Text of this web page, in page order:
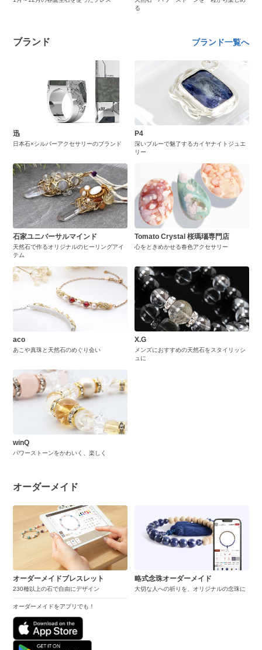
る
ブランド ブランド一覧へ
迅
日本石×シルバーアクセサリーのブランド
P4
深いブルーで魅了するカイヤナイトジュエ
リー
石家ユニバーサルマインド
天然石で作るオリジナルのヒーリングアイ
テム
Tomato Crystal 桜瑪瑙専門店
心をときめかせる春色アクセサリー
aco
あこや真珠と天然石のめぐり会い
X.G
メンズにおすすめの天然石をスタイリッシ
ュに
winQ
パワーストーンをかわいく、楽しく
オーダーメイド
オーダーメイドブレスレット
230種以上の石で自由にデザイン
オーダーメイドをアプリでも！
略式念珠オーダーメイド
大切な人への祈りを、オリジナルの念珠に